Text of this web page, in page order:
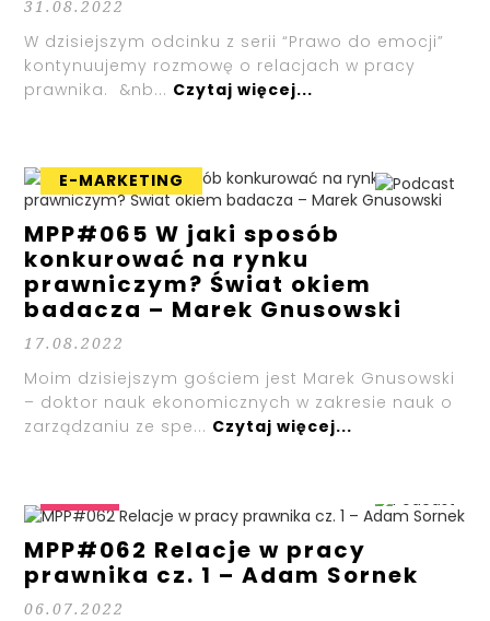
31.08.2022
W dzisiejszym odcinku z serii “Prawo do emocji”
kontynuujemy rozmowę o relacjach w pracy
prawnika. &nb... Czytaj więcej...
E-MARKETING
MPP#065 W jaki sposób
konkurować na rynku
prawniczym? Świat okiem
badacza – Marek Gnusowski
17.08.2022
Moim dzisiejszym gościem jest Marek Gnusowski
– doktor nauk ekonomicznych w zakresie nauk o
zarządzaniu ze spe... Czytaj więcej...
MPP#062 Relacje w pracy
prawnika cz. 1 – Adam Sornek
06.07.2022